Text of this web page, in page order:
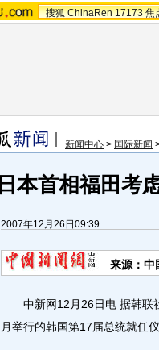
搜狐 ChinaRen 17173 焦
新闻中心 > 国际新闻
日本首相福田考
2007年12月26日09:39
来源：中
中新网12月26日电 据韩联社
月举行的韩国第17届总统就任仪